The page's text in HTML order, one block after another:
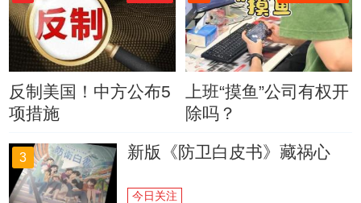
反制美国！中方公布5
项措施
上班“摸鱼”公司有权开
除吗？
3 新版《防卫白皮书》藏祸心
今日关注